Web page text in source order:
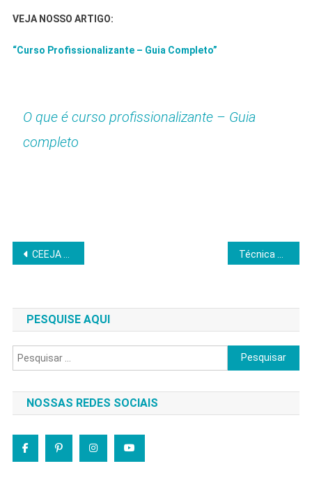
VEJA NOSSO ARTIGO:
“Curso Profissionalizante – Guia Completo”
O que é curso profissionalizante – Guia
completo
Navegação
Post
CEEJA – O que é CEEJA e como funciona?
PESQUISE AQUI
Pesquisar
por:
NOSSAS REDES SOCIAIS